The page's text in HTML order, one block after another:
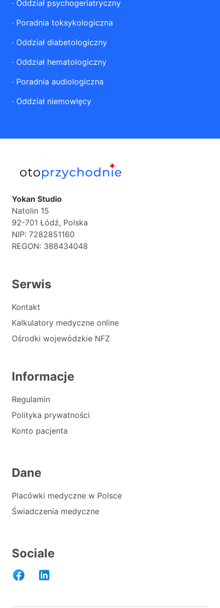
· Oddział psychogeriatryczny
· Poradnia toksykologiczna
· Oddział diabetologiczny
· Oddział hematologiczny
· Poradnia audiologiczna
· Oddział niemowlęcy
Yokan Studio
Natolin 15
92-701 Łódź, Polska
NIP: 7282851160
REGON: 388434048
Serwis
Kontakt
Kalkulatory medyczne online
Ośrodki wojewódzkie NFZ
Informacje
Regulamin
Polityka prywatności
Konto pacjenta
Dane
Placówki medyczne w Polsce
Świadczenia medyczne
Sociale